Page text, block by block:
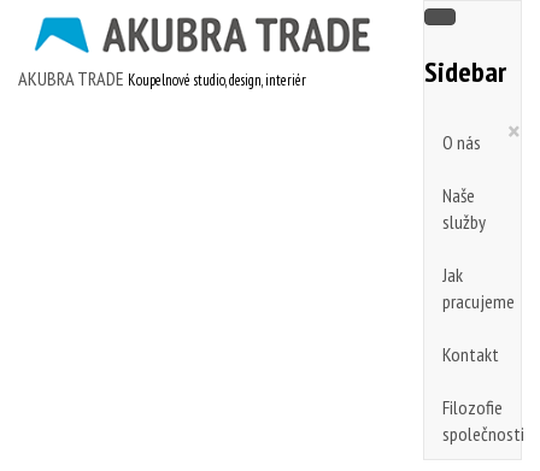
AKUBRA TRADE Koupelnové studio, design, interiér
Sidebar
×
O nás
Naše
služby
Jak
pracujeme
Kontakt
Filozofie
společnosti